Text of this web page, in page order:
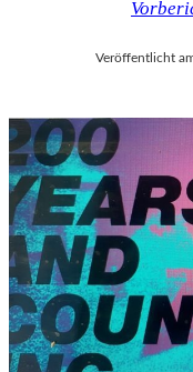
Veröffentlicht